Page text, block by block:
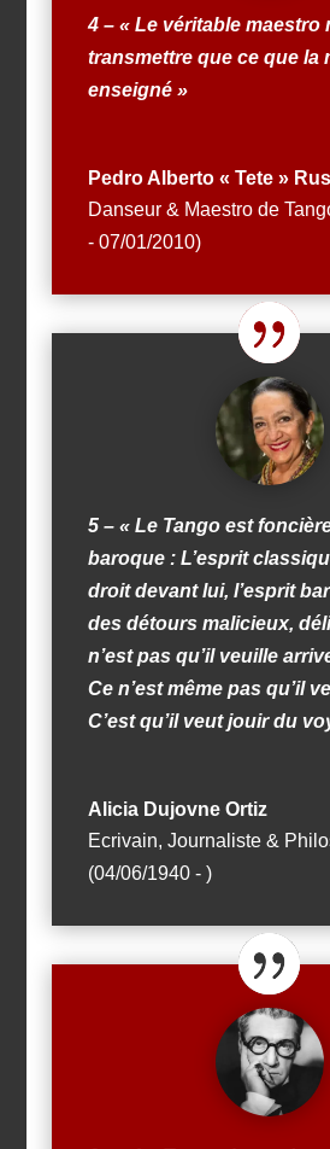
4 – « Le véritable maestro
transmettre que ce que la
enseigné »
Pedro Alberto « Tete »
Danseur & Maestro de
- 07/01/2010)
5 – « Le Tango est
baroque : L’esprit
droit devant lui, l’esprit
des détours malicieux,
n’est pas qu’il veuille
Ce n’est même pas qu’il
C’est qu’il veut jouir du
Alicia Dujovne Ortiz
Ecrivain, Journaliste &
(04/06/1940 - )